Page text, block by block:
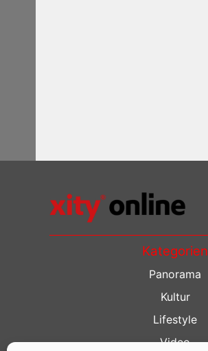
Kategorien
Panorama
Kultur
Lifestyle
Video